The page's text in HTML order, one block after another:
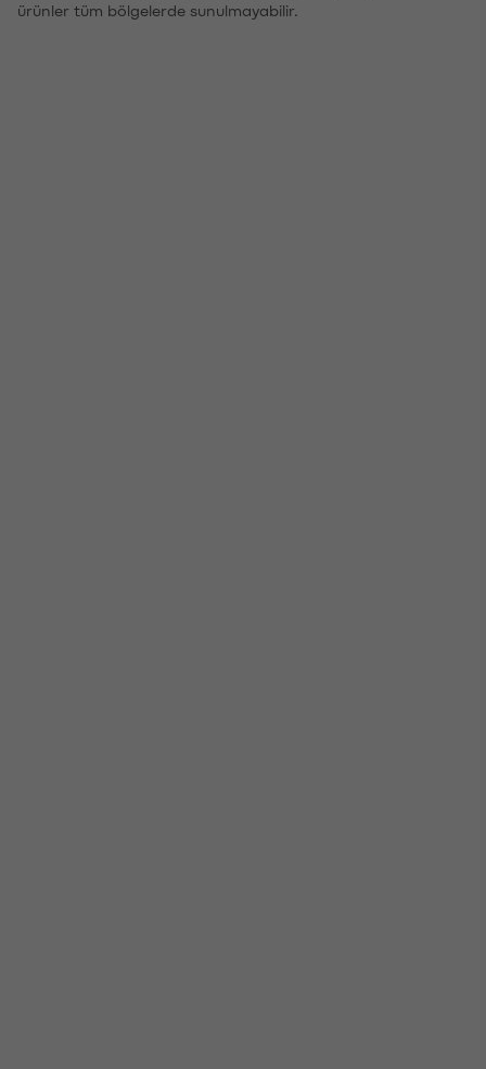
ürünler tüm bölgelerde sunulmayabilir.